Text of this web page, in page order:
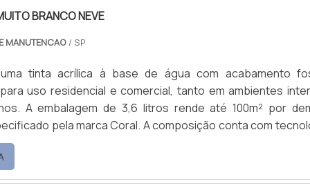
de até 10 % (pincel/rolo) ou até 20 % (pistola), e os
ser limpos com água, sem necessidade de solventes.
2 a 3 demãos para acabamento uniforme. Produto
ou no sistema tintométrico Suvinil.
BRANCO NEVE
MANUTENCAO/ SP
tinta acrílica à base de água com acabamento
uso residencial e comercial, tanto em ambientes
A embalagem de 3,6 litros rende até 100m² por
marca Coral. A composição conta com tecnologia
alta consistência, permitindo diluições generosas
% com água), mantendo boa cobertura mesmo com
baixo odor e secagem rápida — cerca de 30 minutos ao